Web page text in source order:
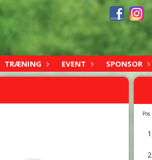
TRÆNING EVENT SPONSOR
Pos.
1
2